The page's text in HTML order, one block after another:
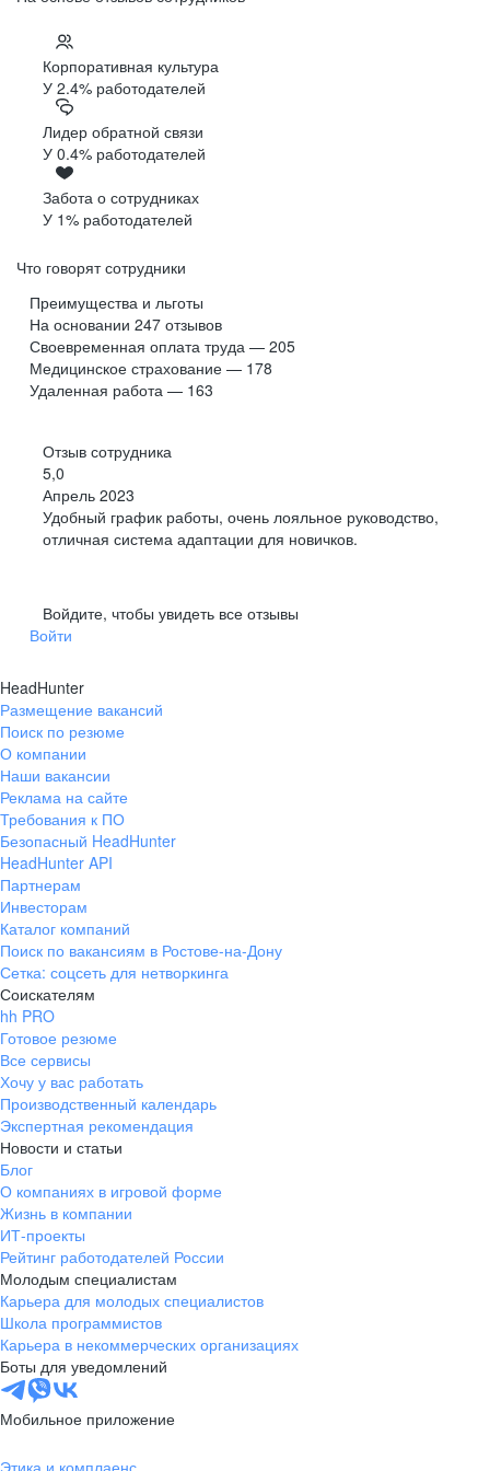
Корпоративная культура
У 2.4% работодателей
Лидер обратной связи
У 0.4% работодателей
Забота о сотрудниках
У 1% работодателей
Что говорят сотрудники
Преимущества и льготы
На основании 247 отзывов
Своевременная оплата труда — 205
Медицинское страхование — 178
Удаленная работа — 163
Отзыв сотрудника
5,0
Апрель 2023
Удобный график работы, очень лояльное руководство,
отличная система адаптации для новичков.
Войдите, чтобы увидеть все отзывы
Войти
HeadHunter
Размещение вакансий
Поиск по резюме
О компании
Наши вакансии
Реклама на сайте
Требования к ПО
Безопасный HeadHunter
HeadHunter API
Партнерам
Инвесторам
Каталог компаний
Поиск по вакансиям в Ростове-на-Дону
Сетка: соцсеть для нетворкинга
Соискателям
hh PRO
Готовое резюме
Все сервисы
Хочу у вас работать
Производственный календарь
Экспертная рекомендация
Новости и статьи
Блог
О компаниях в игровой форме
Жизнь в компании
ИТ-проекты
Рейтинг работодателей России
Молодым специалистам
Карьера для молодых специалистов
Школа программистов
Карьера в некоммерческих организациях
Боты для уведомлений
Мобильное приложение